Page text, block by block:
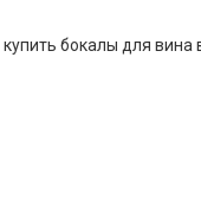
купить бокалы для вина